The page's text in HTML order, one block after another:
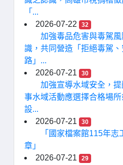
「...
2026-07-22
32
加強毒品危害與毒駕
識，共同營造「拒絕毒駕、
路」...
2026-07-21
30
加強宣導水域安全，
事水域活動應選擇合格場
設...
2026-07-21
30
「國家檔案館115年志
章」
2026-07-21
29